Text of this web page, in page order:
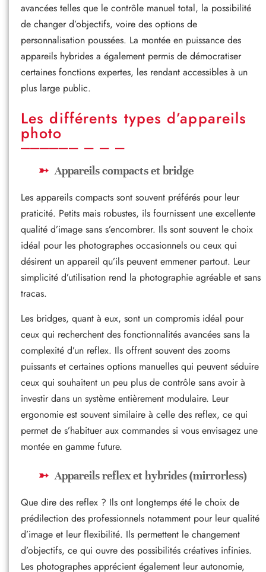
avancées telles que le contrôle manuel total, la possibilité
de changer d’objectifs, voire des options de
personnalisation poussées. La montée en puissance des
appareils hybrides a également permis de démocratiser
certaines fonctions expertes, les rendant accessibles à un
plus large public.
Les différents types d’appareils
photo
Appareils compacts et bridge
Les appareils compacts sont souvent préférés pour leur
praticité. Petits mais robustes, ils fournissent une excellente
qualité d’image sans s’encombrer. Ils sont souvent le choix
idéal pour les photographes occasionnels ou ceux qui
désirent un appareil qu’ils peuvent emmener partout. Leur
simplicité d’utilisation rend la photographie agréable et sans
tracas.
Les bridges, quant à eux, sont un compromis idéal pour
ceux qui recherchent des fonctionnalités avancées sans la
complexité d’un reflex. Ils offrent souvent des zooms
puissants et certaines options manuelles qui peuvent séduire
ceux qui souhaitent un peu plus de contrôle sans avoir à
investir dans un système entièrement modulaire. Leur
ergonomie est souvent similaire à celle des reflex, ce qui
permet de s’habituer aux commandes si vous envisagez une
montée en gamme future.
Appareils reflex et hybrides (mirrorless)
Que dire des reflex ? Ils ont longtemps été le choix de
prédilection des professionnels notamment pour leur qualité
d’image et leur flexibilité. Ils permettent le changement
d’objectifs, ce qui ouvre des possibilités créatives infinies.
Les photographes apprécient également leur autonomie,